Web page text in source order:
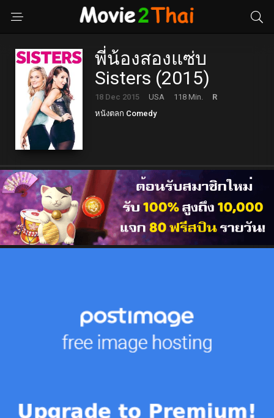
พี่น้องสองแซ่บ
Sisters (2015)
18 Dec 2015 USA 118 Min.
R
หนังตลก Comedy